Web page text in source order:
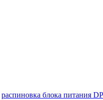
распиновка блока питания